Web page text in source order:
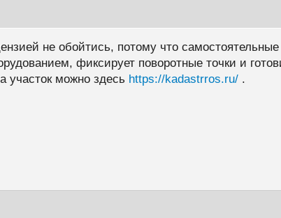
не обойтись, потому что
фиксирует поворотные точки и
участок можно здесь https://kadastrros.ru/ .